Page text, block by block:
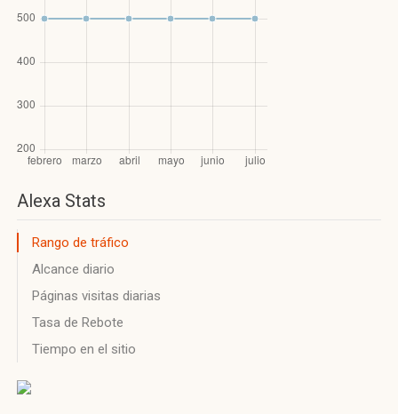
Alexa Stats
Rango de tráfico
Alcance diario
Páginas visitas diarias
Tasa de Rebote
Tiempo en el sitio